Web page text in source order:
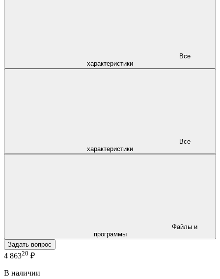
характеристики
характеристики
программы
Задать вопрос
4 86320 ₽
В наличии